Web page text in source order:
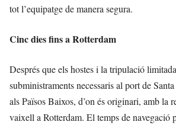
tot l’equipatge de manera segura.
Cinc dies fins a Rotterdam
Després que els hostes i la tripulació
subministraments necessaris al port de
als Països Baixos, d’on és originari, amb la
vaixell a Rotterdam. El temps de navegació